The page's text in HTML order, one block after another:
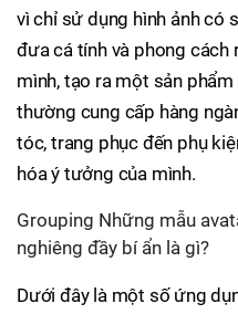
vì chỉ sử dụng hình ảnh có
đưa cá tính và phong cách
mình, tạo ra một sản
thường cung cấp hàng
tóc, trang phục đến phụ
hóa ý tưởng của mình.
Grouping Những mẫu
nghiêng đầy bí ẩn là gì?
Dưới đây là một số ứng